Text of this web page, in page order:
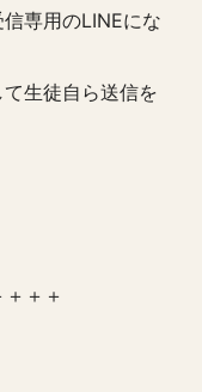
専用のLINEにな
生徒自ら送信を
＋＋